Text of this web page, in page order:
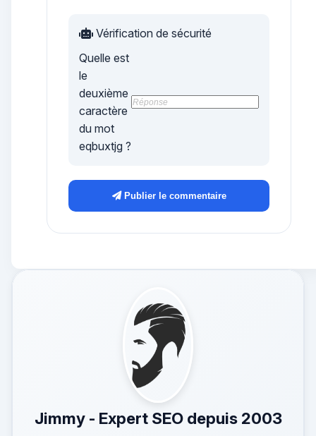
Vérification de sécurité
Quelle est
le
deuxième
caractère
du mot
eqbuxtjg ?
Publier le commentaire
Jimmy - Expert SEO depuis 2003